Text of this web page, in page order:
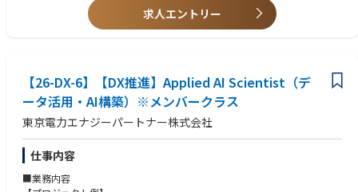
- SFA/CRM（Salesforceなど）ツールの運用・データ分析経験
- テクノロジーや製造業・メーカー領域における知見、学ぶ姿勢
【求める人物像】
- 事象の本質を見抜く力がある方
- 現場現物確認とデータの両面の分析からの論理的思考力がある方
- 目標達成への意識が高い方
求人エントリー
【26-DX-6】【DX推進】Applied AI Scientist（デ
ータ活用・AI構築）※メンバークラス
東京電力エナジーパートナー株式会社
仕事内容
■業務内容